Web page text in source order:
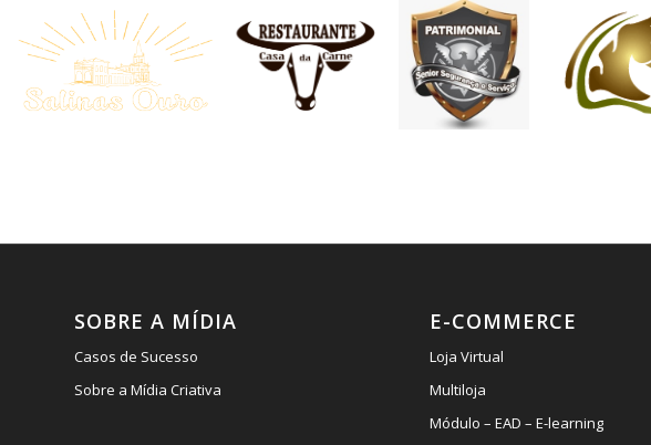
SOBRE A MÍDIA
Casos de Sucesso
Sobre a Mídia Criativa
E-COMMERCE
Loja Virtual
Multiloja
Módulo – EAD – E-learning